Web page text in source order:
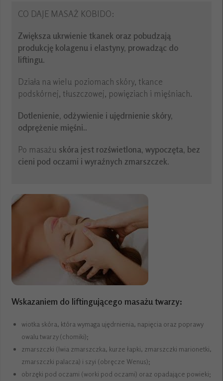
CO DAJE MASAŻ KOBIDO:
Zwiększa ukrwienie tkanek oraz pobudzają
produkcję kolagenu i elastyny, prowadząc do
liftingu.
Działa na wielu poziomach skóry, tkance
podskórnej, tłuszczowej, powięziach i mięśniach.
Dotlenienie, odżywienie i ujędrnienie skóry,
odprężenie mięśni..
Po masażu skóra jest rozświetlona, wypoczęta, bez
cieni pod oczami i wyraźnych zmarszczek.
Wskazaniem do liftingującego masażu twarzy:
wiotka skóra, która wymaga ujędrnienia, napięcia oraz poprawy
owalu twarzy (chomiki);
zmarszczki (lwia zmarszczka, kurze łapki, zmarszczki marionetki,
zmarszczki palacza) i szyi (obręcze Wenus);
obrzęki pod oczami (worki pod oczami) oraz opadające powieki;